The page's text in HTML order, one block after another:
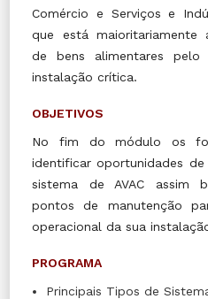
Comércio e Serviços e
que está maioritariamente
de bens alimentares
instalação crítica.
OBJETIVOS
No fim do módulo os
identificar oportunidades
sistema de AVAC assim
pontos de manutenção
operacional da sua
PROGRAMA
Principais Tipos de